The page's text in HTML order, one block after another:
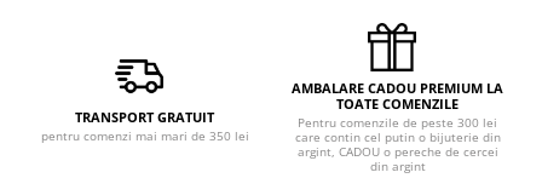
TRANSPORT GRATUIT
pentru comenzi mai mari de 350 lei
AMBALARE CADOU PREMIUM LA
TOATE COMENZILE
Pentru comenzile de peste 300 lei
care contin cel putin o bijuterie din
argint, CADOU o pereche de cercei
din argint